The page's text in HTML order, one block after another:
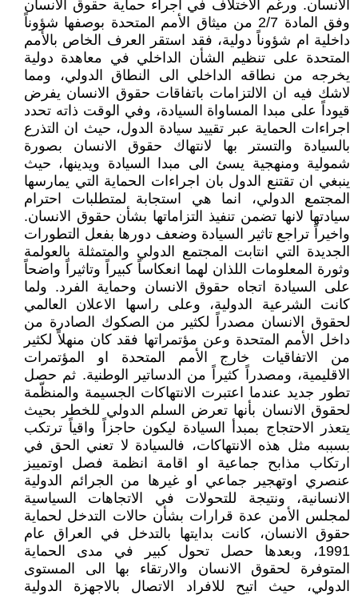
الانسان. ورغم الاختلاف في اجراء حماية حقوق الانسان
وفق المادة 2/7 من ميثاق الأمم المتحدة بوصفها شؤوناً
داخلية ام شؤوناً دولية، فقد استقر العرف الخاص بالأمم
المتحدة على تنظيم الشأن الداخلي في معاهدة دولية
يخرجه من نطاقه الداخلي الى النطاق الدولي، ومما
لاشك فيه ان الالتزامات باتفاقات حقوق الانسان يفرض
قيوداً على مبدا المساواة السيادة، وفي الوقت ذاته تحدد
اجراءات الحماية عبر تقييد سيادة الدول، حيث ان التذرع
بالسيادة والتستر بها لانتهاك حقوق الانسان بصورة
شمولية ومنهجية يسئ الى مبدا السيادة ويدينها، حيث
ينبغي ان تقتنع الدول بان اجراءات الحماية التي يمارسها
المجتمع الدولي، انما هي استجابة لمتطلبات احترام
سيادتها لانها تضمن تنفيذ التزاماتها بشأن حقوق الانسان.
واخيراً تراجع تاثير السيادة وضعف دورها بفعل التطورات
الجديدة التي انتابت المجتمع الدولي والمتمثلة بالعولمة
وثورة المعلومات اللذان لهما انعكاساً كبيراً وتاثيراً واضحاً
على السيادة اتجاه حقوق الانسان وحماية الفرد. ولما
كانت الشرعية الدولية، وعلى راسها الاعلان العالمي
لحقوق الانسان مصدراً لكثير من الصكوك الصادرة من
داخل الأمم المتحدة وعن مؤتمراتها فقد كان منهلاً لكثير
من الاتفاقيات خارج الأمم المتحدة او المؤتمرات
الاقليمية، ومصدراً كثيراً من الدساتير الوطنية. ثم حصل
تطور جديد عندما اعتبرت الانتهاكات الجسيمة والمنظّمة
لحقوق الانسان بأنها تعرض السلم الدولي للخطر بحيث
يتعذر الاحتجاج بمبدأ السيادة ليكون حاجزاً واقياً ترتكب
بسببه مثل هذه الانتهاكات، فالسيادة لا تعني الحق في
ارتكاب مذابح جماعية او اقامة انظمة فصل اوتمييز
عنصري اوتهجير جماعي او غيرها من الجرائم الدولية
الانسانية، ونتيجة للتحولات في الاتجاهات السياسية
لمجلس الأمن عدة قرارات بشأن حالات التدخل لحماية
حقوق الانسان، كانت بدايتها بالتدخل في العراق عام
1991، وبعدها حصل تحول كبير في مدى الحماية
المتوفرة لحقوق الانسان والارتقاء بها الى المستوى
الدولي، حيث اتيح للافراد الاتصال بالاجهزة الدولية